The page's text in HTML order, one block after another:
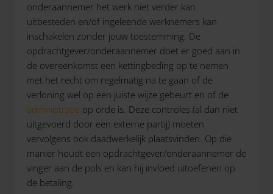
onderaannemer het werk niet verder kan
uitbesteden en/of ingeleende werknemers kan
inschakelen zonder jouw toestemming. De
opdrachtgever/onderaannemer doet er goed aan in
de overeenkomst een kettingbeding op te nemen
met het recht om regelmatig na te gaan of de
verloning wel op een juiste wijze gebeurt en of de
administratie op orde is. Deze controles (al dan niet
uitgevoerd door een externe partij) moeten
vervolgens ook daadwerkelijk plaatsvinden. Op die
manier houdt een opdrachtgever/onderaannemer de
vinger aan de pols en kan hij invloed uitoefenen op
de betaling.